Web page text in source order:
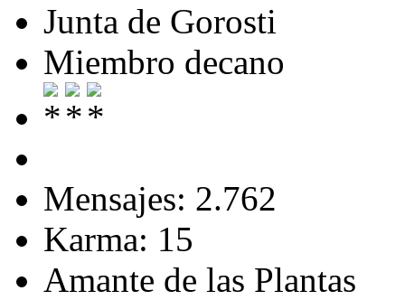
Junta de Gorosti
Miembro decano
Mensajes: 2.762
Karma: 15
Amante de las Plantas